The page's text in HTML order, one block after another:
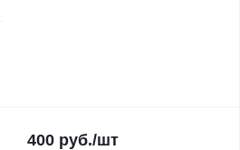
400 руб./шт